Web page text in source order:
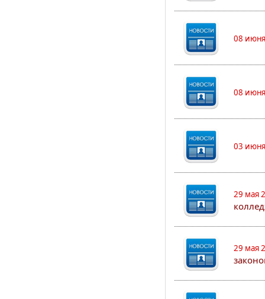
08
08
03
29 мая
29 мая